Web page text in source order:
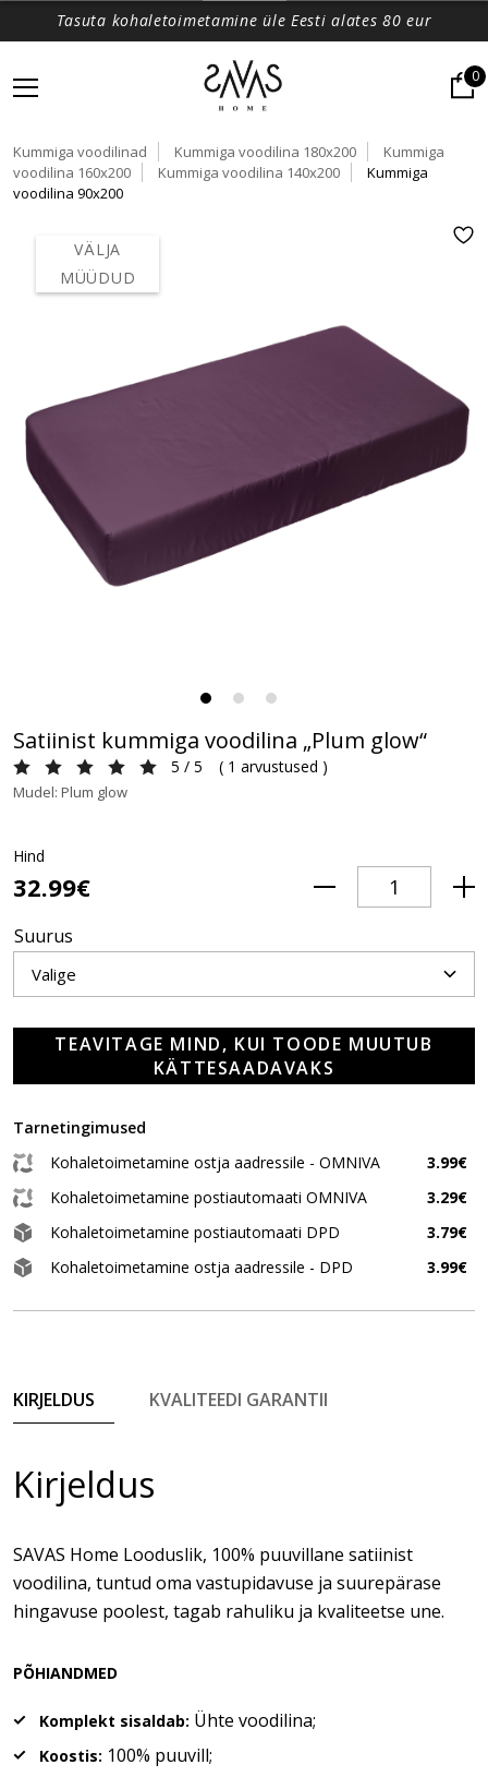
Tasuta kohaletoimetamine üle Eesti alates 80 eur
0
Kummiga voodilinad Kummiga voodilina 180x200
Kummiga
voodilina 160x200
Kummiga voodilina 140x200
Kummiga
voodilina 90x200
VÄLJA
MÜÜDUD
Satiinist kummiga voodilina „Plum glow“
5 / 5 ( 1 arvustused )
Mudel: Plum glow
Hind
32.99€
Suurus
TEAVITAGE MIND, KUI TOODE MUUTUB
KÄTTESAADAVAKS
Tarnetingimused
Kohaletoimetamine ostja aadressile - OMNIVA
3.99€
Kohaletoimetamine postiautomaati OMNIVA
3.29€
Kohaletoimetamine postiautomaati DPD
3.79€
Kohaletoimetamine ostja aadressile - DPD
3.99€
KIRJELDUS KVALITEEDI GARANTII
Kirjeldus
SAVAS Home Looduslik, 100% puuvillane satiinist
voodilina, tuntud oma vastupidavuse ja suurepärase
hingavuse poolest, tagab rahuliku ja kvaliteetse une.
PÕHIANDMED
Komplekt sisaldab: Ühte voodilina;
Koostis: 100% puuvill;